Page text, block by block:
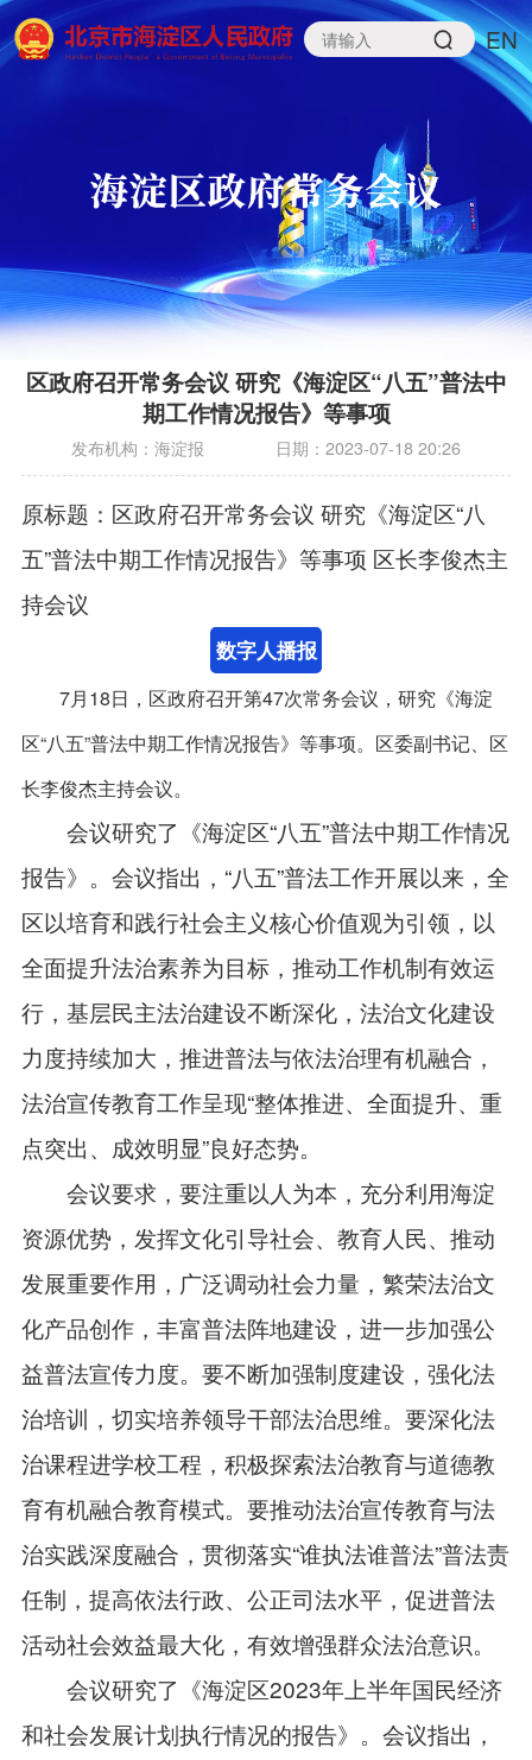
EN
区政府召开常务会议 研究《海淀区“八五”普法中
期工作情况报告》等事项
发布机构：海淀报 日期： 2023-07-18 20:26
原标题：区政府召开常务会议 研究《海淀区“八
五”普法中期工作情况报告》等事项 区长李俊杰主
持会议
数字人播报
7月18日，区政府召开第47次常务会议，研究《海淀
区“八五”普法中期工作情况报告》等事项。区委副书记、区
长李俊杰主持会议。
会议研究了《海淀区“八五”普法中期工作情况
报告》。会议指出，“八五”普法工作开展以来，全
区以培育和践行社会主义核心价值观为引领，以
全面提升法治素养为目标，推动工作机制有效运
行，基层民主法治建设不断深化，法治文化建设
力度持续加大，推进普法与依法治理有机融合，
法治宣传教育工作呈现“整体推进、全面提升、重
点突出、成效明显”良好态势。
会议要求，要注重以人为本，充分利用海淀
资源优势，发挥文化引导社会、教育人民、推动
发展重要作用，广泛调动社会力量，繁荣法治文
化产品创作，丰富普法阵地建设，进一步加强公
益普法宣传力度。要不断加强制度建设，强化法
治培训，切实培养领导干部法治思维。要深化法
治课程进学校工程，积极探索法治教育与道德教
育有机融合教育模式。要推动法治宣传教育与法
治实践深度融合，贯彻落实“谁执法谁普法”普法责
任制，提高依法行政、公正司法水平，促进普法
活动社会效益最大化，有效增强群众法治意识。
会议研究了《海淀区2023年上半年国民经济
和社会发展计划执行情况的报告》。会议指出，